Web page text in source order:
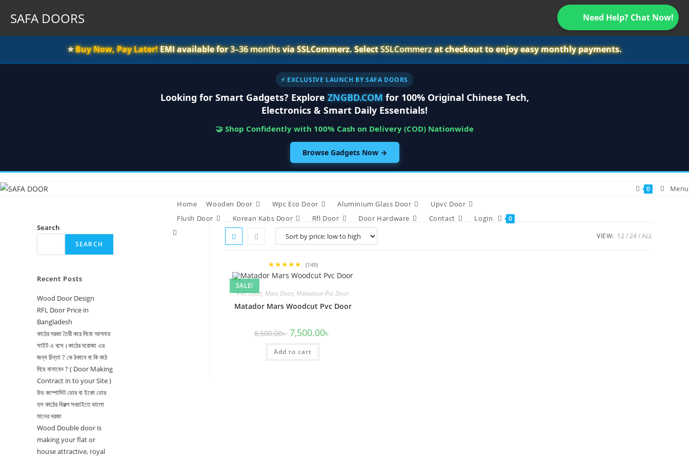
SAFA DOORS Need Help? Chat Now!
⭐️Buy Now, Pay Later!EMI available for3–36 monthsvia SSLCommerz. SelectSSLCommerzat checkout to enjoy easy monthly payments.
⚡ EXCLUSIVE LAUNCH BY SAFA DOORS
Looking for Smart Gadgets? Explore ZNGBD.COM for 100% Original Chinese Tech,
Electronics & Smart Daily Essentials!
🤝 Shop Confidently with 100% Cash on Delivery (COD) Nationwide
Browse Gadgets Now →
to
Home Wooden Door Wpc Eco Door Aluminium Glass Door
Upvc Door
Flush Door
Korean Kabs Door Rfl Door Door Hardware Contact Login 0
Toggle
0 Menu
VIEW: 12 24 ALL
★★★★★ (149)
SALE!
PVC Door,Mars Door,Matadoor Pvc Door
Matador Mars Woodcut Pvc Door
8,500.00৳ Original
price
was:
8,500.00৳ .
7,500.00৳
Add to cart
Search
SEARCH
Recent Posts
Wood Door Design
RFL Door Price in
Bangladesh
কাঠের দরজা তৈরী করে দিবো আপনার
সাইট এ বসে।কাঠের দরোজা এর
জন্য চিন্তা ? কে ঠকাবে বা কি কাঠ
দিয়ে বানাবেন ? ( Door Making
Contract in to your Site )
উড কম্পোসিট ডোর বা ইকো ডোর
হল কাঠের বিকল্প সবচাইতে ভালো
মানের দরজা
Wood Double door is
making your flat or
house attractive, royal